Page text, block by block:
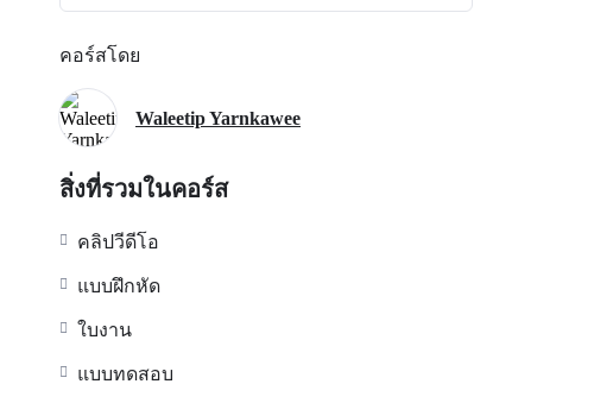
คอร์สโดย
Waleetip Yarnkawee
สิ่งที่รวมในคอร์ส
คลิปวีดีโอ
แบบฝึกหัด
ใบงาน
แบบทดสอบ